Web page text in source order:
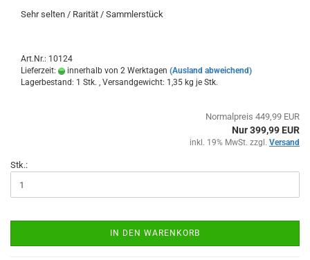
Sehr selten / Rarität / Sammlerstück
Art.Nr.: 10124
Lieferzeit:
innerhalb von 2 Werktagen (Ausland abweichend)
Lagerbestand: 1 Stk. , Versandgewicht: 1,35 kg je Stk.
Normalpreis 449,99 EUR
Nur 399,99 EUR
inkl. 19% MwSt. zzgl. Versand
Stk.:
IN DEN WARENKORB